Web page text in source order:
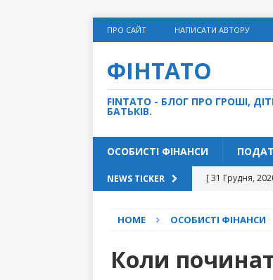
ПРО САЙТ НАПИСАТИ АВТОРУ
ФІНТАТО
FINTATO - БЛОГ ПРО ГРОШІ,
БАТЬКІВ.
ОСОБИСТІ ФІНАНСИ
NEWS TICKER [ 31 Грудня,
[ 27
HOME ОСОБИСТІ ФІНАНСИ
Коли